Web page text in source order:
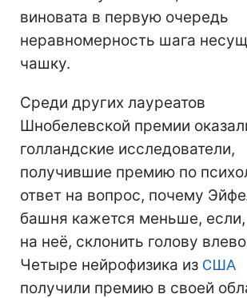
виновата в первую очередь
неравномерность шага
чашку.
Среди других лауреатов
Шнобелевской премии
голландские исследователи,
получившие премию по
ответ на вопрос, почему
башня кажется меньше, если,
на неё, склонить голову
Четыре нейрофизика из США
получили премию в своей